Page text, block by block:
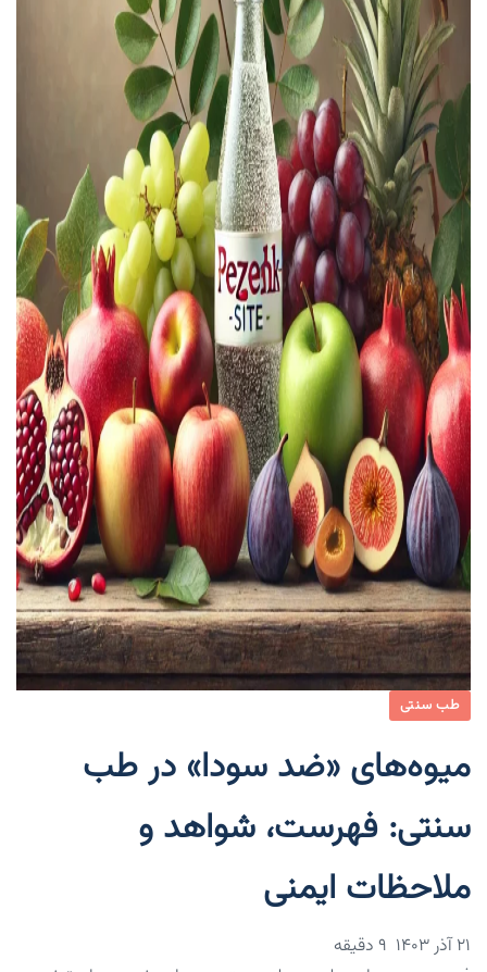
طب سنتی
میوه‌های «ضد سودا» در طب
سنتی: فهرست، شواهد و
ملاحظات ایمنی
۲۱ آذر ۱۴۰۳